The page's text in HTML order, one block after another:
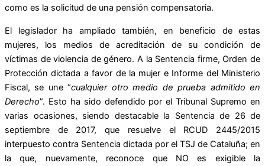
como es la solicitud de una pensión compensatoria.
El legislador ha ampliado también, en beneficio de estas
mujeres, los medios de acreditación de su condición de
víctimas de violencia de género. A la Sentencia firme, Orden de
Protección dictada a favor de la mujer e Informe del Ministerio
Fiscal, se une “cualquier otro medio de prueba admitido en
Derecho”. Esto ha sido defendido por el Tribunal Supremo en
varias ocasiones, siendo destacable la Sentencia de 26 de
septiembre de 2017, que resuelve el RCUD 2445/2015
interpuesto contra Sentencia dictada por el TSJ de Cataluña; en
la que, nuevamente, reconoce que NO es exigible la